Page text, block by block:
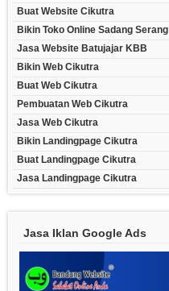
Buat Website Cikutra
Bikin Toko Online Sadang Serang
Jasa Website Batujajar KBB
Bikin Web Cikutra
Buat Web Cikutra
Pembuatan Web Cikutra
Jasa Web Cikutra
Bikin Landingpage Cikutra
Buat Landingpage Cikutra
Jasa Landingpage Cikutra
Jasa Iklan Google Ads